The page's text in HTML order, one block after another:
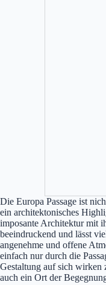
Die Europa Passage ist
ein architektonisches
imposante Architektur mit
beeindruckend und lässt
angenehme und offene
einfach nur durch die
Gestaltung auf sich wirken
auch ein Ort der